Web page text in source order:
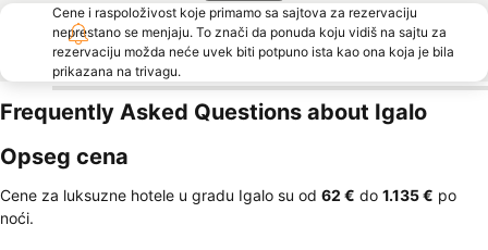
Cene i raspoloživost koje primamo sa sajtova za rezervaciju
neprestano se menjaju. To znači da ponuda koju vidiš na sajtu za
rezervaciju možda neće uvek biti potpuno ista kao ona koja je bila
prikazana na trivagu.
Frequently Asked Questions about Igalo
Opseg cena
Cene za luksuzne hotele u gradu Igalo su od ‎62 € do ‎1.135 € po
noći.